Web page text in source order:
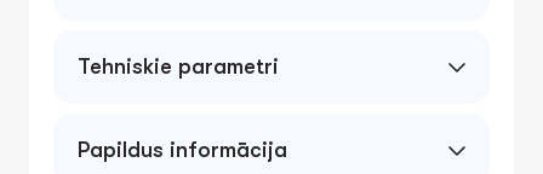
Tehniskie parametri
Papildus informācija